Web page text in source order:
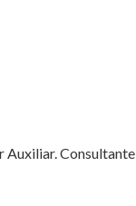
Consultante